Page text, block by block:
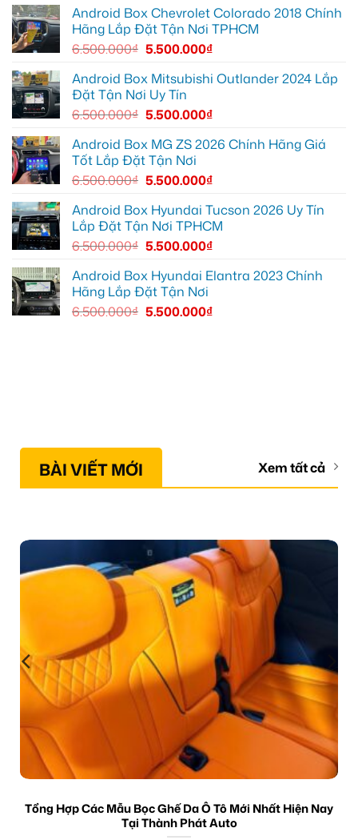
cao
trải
nghiệm
Hóc
Môn
lái
thoải
mái
hơn
Android
box
Geely
EX2
Quận
để
bản
YouTube
tiện
lợi
hơn
Android Box Chevrolet Colorado 2018 Chính
Hãng Lắp Đặt Tận Nơi TPHCM
6.500.000₫ 5.500.000₫
Android Box Mitsubishi Outlander 2024 Lắp
Đặt Tận Nơi Uy Tín
6.500.000₫ 5.500.000₫
Android Box MG ZS 2026 Chính Hãng Giá
Tốt Lắp Đặt Tận Nơi
6.500.000₫ 5.500.000₫
Android Box Hyundai Tucson 2026 Uy Tín
Lắp Đặt Tận Nơi TPHCM
6.500.000₫ 5.500.000₫
Android Box Hyundai Elantra 2023 Chính
Hãng Lắp Đặt Tận Nơi
6.500.000₫ 5.500.000₫
BÀI VIẾT MỚI Xem tất cả
Tổng Hợp Các Mẫu Bọc Ghế Da Ô Tô Mới Nhất Hiện Nay
Tại Thành Phát Auto